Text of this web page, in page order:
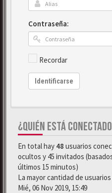
Contraseña:
Recordar
Identificarse
¿QUIÉN ESTÁ
En total hay 48 usuarios
ocultos y 45 invitados
últimos 15 minutos)
La mayor cantidad de
Mié, 06 Nov 2019, 15:49